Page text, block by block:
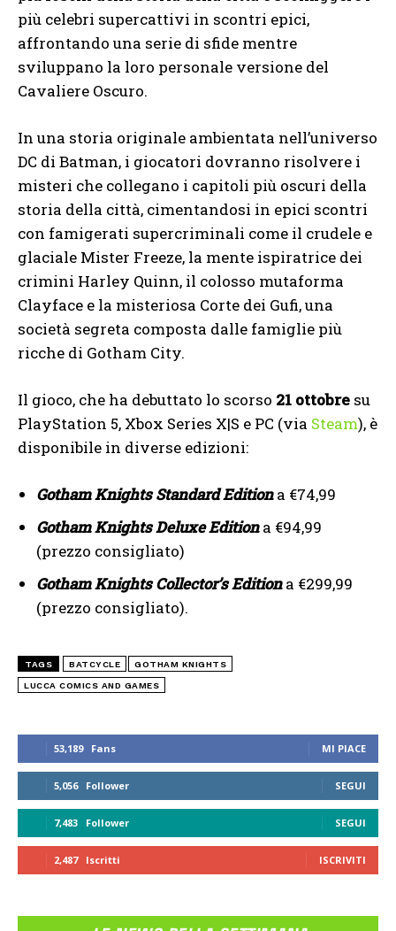
53,189 Fans MI PIACE
5,056 Follower SEGUI
7,483 Follower SEGUI
2,487 Iscritti ISCRIVITI
più celebri supercattivi in scontri epici,
affrontando una serie di sfide mentre
sviluppano la loro personale versione del
Cavaliere Oscuro.
In una storia originale ambientata nell’universo
DC di Batman, i giocatori dovranno risolvere i
misteri che collegano i capitoli più oscuri della
storia della città, cimentandosi in epici scontri
con famigerati supercriminali come il crudele e
glaciale Mister Freeze, la mente ispiratrice dei
crimini Harley Quinn, il colosso mutaforma
Clayface e la misteriosa Corte dei Gufi, una
società segreta composta dalle famiglie più
ricche di Gotham City.
Il gioco, che ha debuttato lo scorso 21 ottobre su
PlayStation 5, Xbox Series X|S e PC (via Steam), è
disponibile in diverse edizioni:
Gotham Knights Standard Editiona €74,99
Gotham Knights Deluxe Editiona €94,99
(prezzo consigliato)
Gotham Knights Collector’s Editiona €299,99
(prezzo consigliato).
TAGS BATCYCLE GOTHAM KNIGHTS
LUCCA COMICS AND GAMES